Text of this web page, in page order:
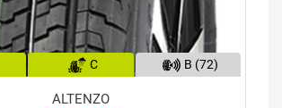
C B (72)
ALTENZO